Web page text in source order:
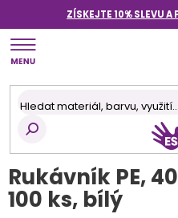
obsah
ZÍSKEJTE 10% SLEVU A
Rukávník PE,
100 ks, bílý